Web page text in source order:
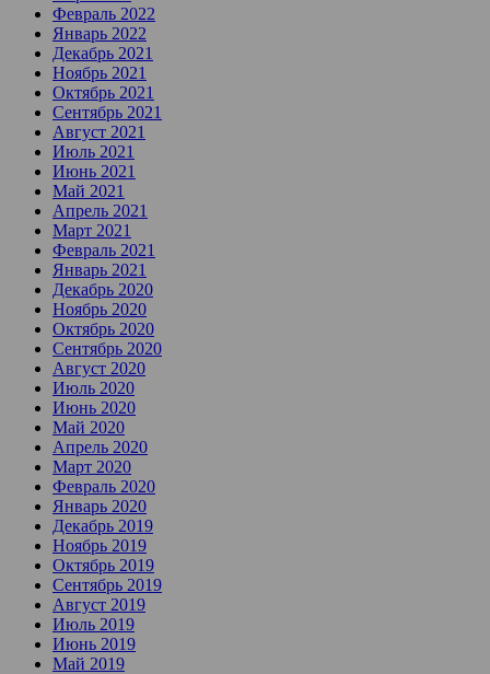
Февраль 2022
Январь 2022
Декабрь 2021
Ноябрь 2021
Октябрь 2021
Сентябрь 2021
Август 2021
Июль 2021
Июнь 2021
Май 2021
Апрель 2021
Март 2021
Февраль 2021
Январь 2021
Декабрь 2020
Ноябрь 2020
Октябрь 2020
Сентябрь 2020
Август 2020
Июль 2020
Июнь 2020
Май 2020
Апрель 2020
Март 2020
Февраль 2020
Январь 2020
Декабрь 2019
Ноябрь 2019
Октябрь 2019
Сентябрь 2019
Август 2019
Июль 2019
Июнь 2019
Май 2019